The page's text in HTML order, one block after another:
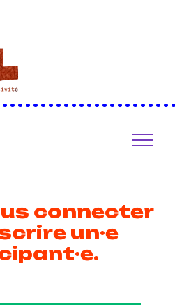
connecter
un·e